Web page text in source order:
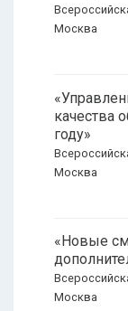
Москва
качества
году»
Москва
«Новые
Москва